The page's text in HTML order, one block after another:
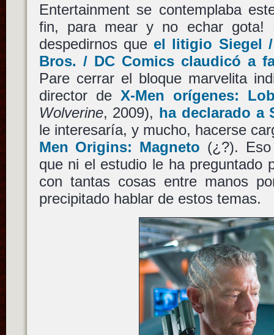
Entertainment se contemplaba
fin, para mear y no echar gota!
despedirnos que el litigio Siegel
Bros. / DC Comics claudicó a
Pare cerrar el bloque marvelita
director de X-Men orígenes:
Wolverine, 2009), ha declarado a
le interesaría, y mucho, hacerse
Men Origins: Magneto (¿?).
que ni el estudio le ha preguntado
con tantas cosas entre manos
precipitado hablar de estos temas.